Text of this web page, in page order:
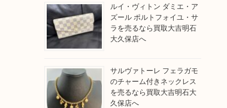
ルイ・ヴィトン ダミエ・ア
ズール ポルトフォイユ・サ
ラを売るなら買取大吉明石
大久保店へ
サルヴァトーレ フェラガモ
のチャーム付きネックレス
を売るなら買取大吉明石大
久保店へ